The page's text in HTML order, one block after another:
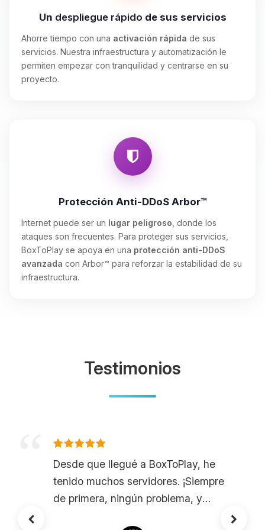
Un despliegue rápido de sus servicios
Ahorre tiempo con una activación rápida de sus
servicios. Nuestra infraestructura y automatización le
permiten empezar con tranquilidad y centrarse en su
proyecto.
Protección Anti-DDoS Arbor™
Internet puede ser un lugar peligroso , donde los
ataques son frecuentes. Para proteger sus servicios,
BoxToPlay se apoya en una protección anti-DDoS
avanzada con Arbor™ para reforzar la estabilidad de su
infraestructura.
Testimonios
Desde que llegué a BoxToPlay, he
tenido muchos servidores. ¡Siempre
de primera, ningún problema, y